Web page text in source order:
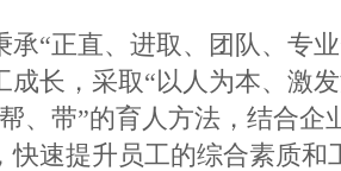
承“正直、进取、团队、专
成长，采取“以人为本、激
、带”的育人方法，结合企
快速提升员工的综合素质和